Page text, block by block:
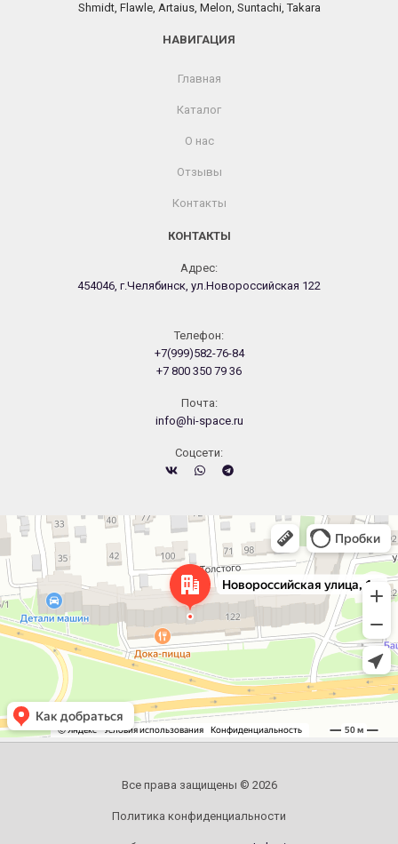
Shmidt, Flawle, Artaius, Melon, Suntachi, Takara
НАВИГАЦИЯ
Главная
Каталог
О нас
Отзывы
Контакты
КОНТАКТЫ
Адрес:
454046, г.Челябинск, ул.Новороссийская 122
Телефон:
+7(999)582-76-84
+7 800 350 79 36
Почта:
info@hi-space.ru
Cоцсети:
Челябинск
Новороссийская улица, 122 — Яндекс.Карты
Все права защищены © 2026
Политика конфиденциальности